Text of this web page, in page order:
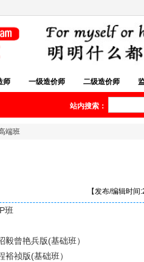
师 一级造价师 二级造价师
站内搜索：
端班
【发布/编辑时
班
曾艳兵版(基础班）
祯版(基础班）